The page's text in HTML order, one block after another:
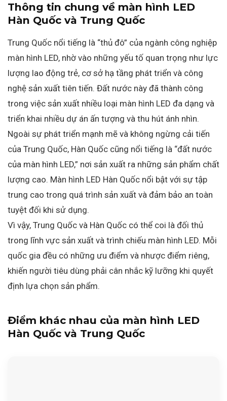
Thông tin chung về màn hình LED
Hàn Quốc và Trung Quốc
Trung Quốc nổi tiếng là “thủ đô” của ngành công nghiệp
màn hình LED, nhờ vào những yếu tố quan trọng như lực
lượng lao động trẻ, cơ sở hạ tầng phát triển và công
nghệ sản xuất tiên tiến. Đất nước này đã thành công
trong việc sản xuất nhiều loại màn hình LED đa dạng và
triển khai nhiều dự án ấn tượng và thu hút ánh nhìn.
Ngoài sự phát triển mạnh mẽ và không ngừng cải tiến
của Trung Quốc, Hàn Quốc cũng nổi tiếng là “đất nước
của màn hình LED,” nơi sản xuất ra những sản phẩm chất
lượng cao. Màn hình LED Hàn Quốc nổi bật với sự tập
trung cao trong quá trình sản xuất và đảm bảo an toàn
tuyệt đối khi sử dụng.
Vì vậy, Trung Quốc và Hàn Quốc có thể coi là đối thủ
trong lĩnh vực sản xuất và trình chiếu màn hình LED. Mỗi
quốc gia đều có những ưu điểm và nhược điểm riêng,
khiến người tiêu dùng phải cân nhắc kỹ lưỡng khi quyết
định lựa chọn sản phẩm.
Điểm khác nhau của màn hình LED
Hàn Quốc và Trung Quốc